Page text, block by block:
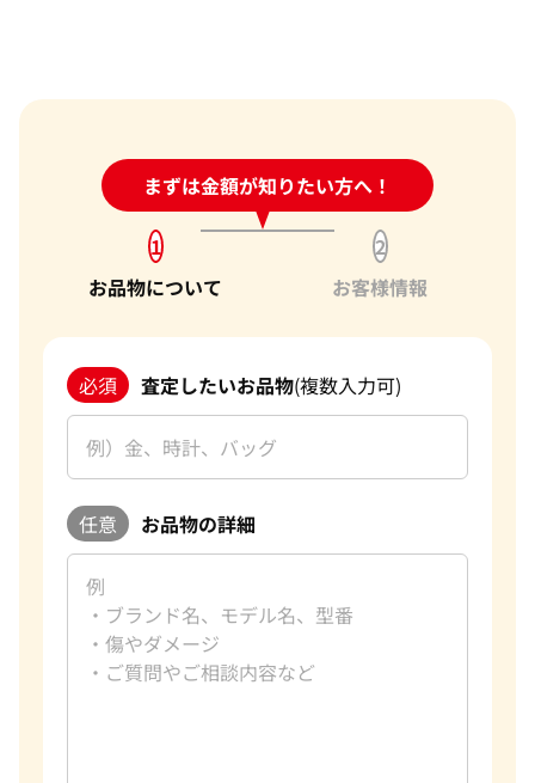
まずは金額が知りたい方へ！
24時間受付中!問い合わせフォーム
1
お品物について
2
お客様情報
必須 査定したいお品物(複数入力可)
任意 お品物の詳細